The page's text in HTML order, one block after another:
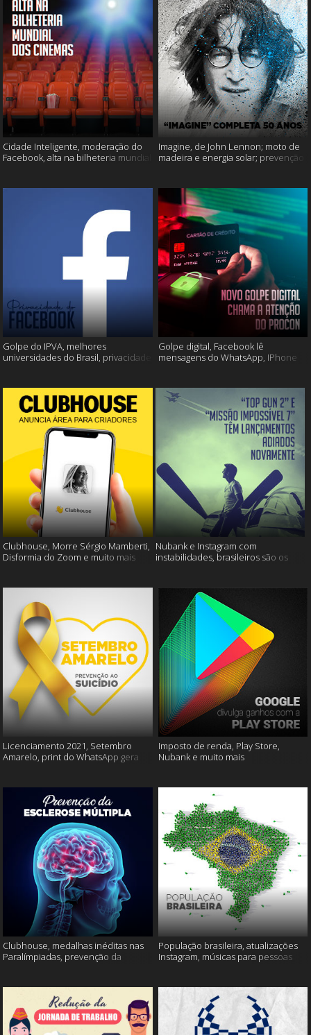
Cidade Inteligente, moderação do
Facebook, alta na bilheteria mundial
Imagine, de John Lennon; moto de
madeira e energia solar; prevenção
Golpe do IPVA, melhores
universidades do Brasil, privacidade
Golpe digital, Facebook lê
mensagens do WhatsApp, IPhone
Clubhouse, Morre Sérgio Mamberti,
Disformia do Zoom e muito mais
Nubank e Instagram com
instabilidades, brasileiros são os
Licenciamento 2021, Setembro
Amarelo, print do WhatsApp gera
Imposto de renda, Play Store,
Nubank e muito mais
Clubhouse, medalhas inéditas nas
Paralímpiadas, prevenção da
População brasileira, atualizações
Instagram, músicas para pessoas